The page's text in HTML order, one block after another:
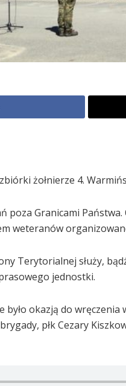
żołnierze 4.
poza Granicami
weteranów
Terytorialnej służy,
jednostki.
było okazją do
płk Cezary